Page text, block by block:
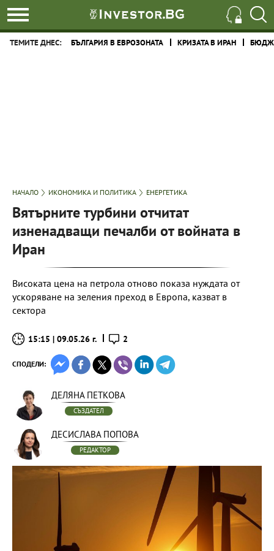
ТЕМИТЕ ДНЕС: БЪЛГАРИЯ В ЕВРОЗОНАТА КРИЗАТА В ИРАН
НАЧАЛО ИКОНОМИКА И ПОЛИТИКА ЕНЕРГЕТИКА
Вятърните турбини отчитат
изненадващи печалби от войната в
Иран
Високата цена на петрола отново показа нуждата от
ускоряване на зеления преход в Европа, казват в
сектора
15:15 | 09.05.26 г. 2
СПОДЕЛИ:
ДЕЛЯНА ПЕТКОВА
СЪЗДАТЕЛ
ДЕСИСЛАВА ПОПОВА
РЕДАКТОР